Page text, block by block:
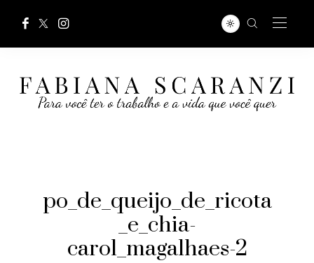
po_de_queijo_de_ricota
_e_chia-
carol_magalhaes-2